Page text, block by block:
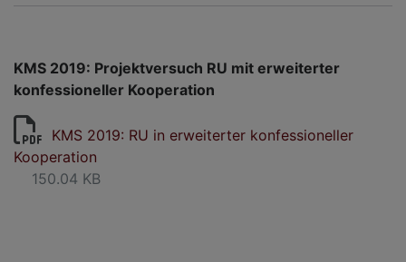
KMS 2019: Projektversuch RU mit erweiterter
konfessioneller Kooperation
KMS 2019: RU in erweiterter konfessioneller
Kooperation
150.04 KB